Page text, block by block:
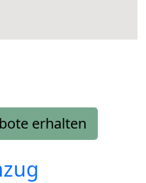
erhalten